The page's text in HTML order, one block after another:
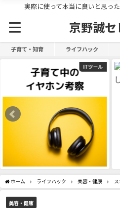
実際に使って本当に良いと思っ
京野誠セ
子育て・知育 ライフハック
未分
ホーム ライフハック 美容・健康
美容・健康